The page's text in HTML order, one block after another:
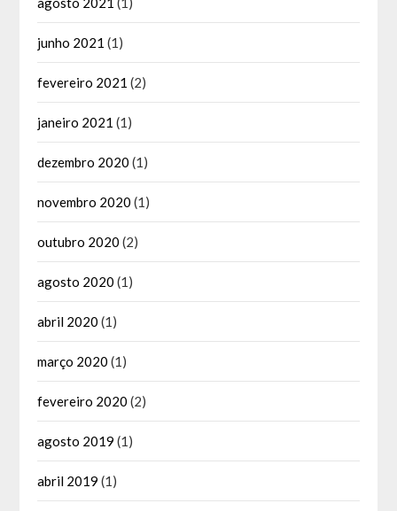
junho 2021 (1)
fevereiro 2021 (2)
janeiro 2021 (1)
dezembro 2020 (1)
novembro 2020 (1)
outubro 2020 (2)
agosto 2020 (1)
abril 2020 (1)
março 2020 (1)
fevereiro 2020 (2)
agosto 2019 (1)
abril 2019 (1)